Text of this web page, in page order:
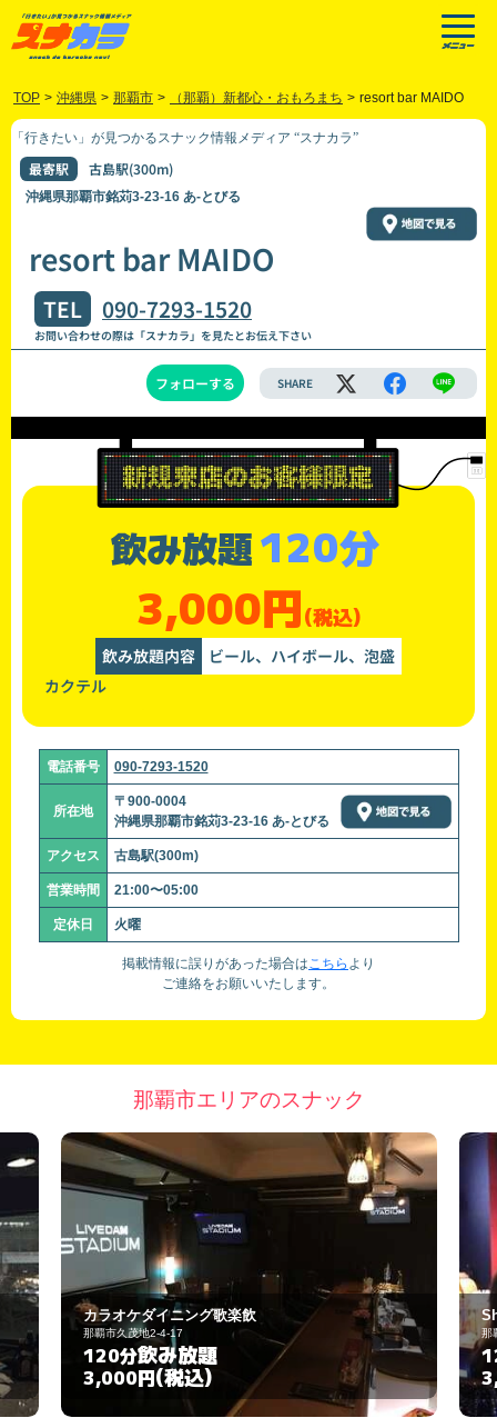
TOP > 沖縄県 > 那覇市 > （那覇）新都心・おもろまち > resort bar MAIDO
「行きたい」が見つかるスナック情報メディア “スナカラ”
最寄駅 古島駅(300m)
沖縄県那覇市銘苅3-23-16 あ-とびる
resort bar MAIDO
TEL 090-7293-1520
お問い合わせの際は「スナカラ」を見たとお伝え下さい
フォローする SHARE
飲み放題120分
3,000円(税込)
飲み放題内容
ビール、ハイボール、泡盛
カクテル
電話番号 090-7293-1520
所在地
〒900-0004
沖縄県那覇市銘苅3-23-16 あ-とびる
アクセス 古島駅(300m)
営業時間 21:00〜05:00
定休日 火曜
掲載情報に誤りがあった場合はこちら より
ご連絡をお願いいたします。
那覇市エリアのスナック
Shake Hip
那覇市松山2-7-5
120分飲み放題
3,000円 (税込)